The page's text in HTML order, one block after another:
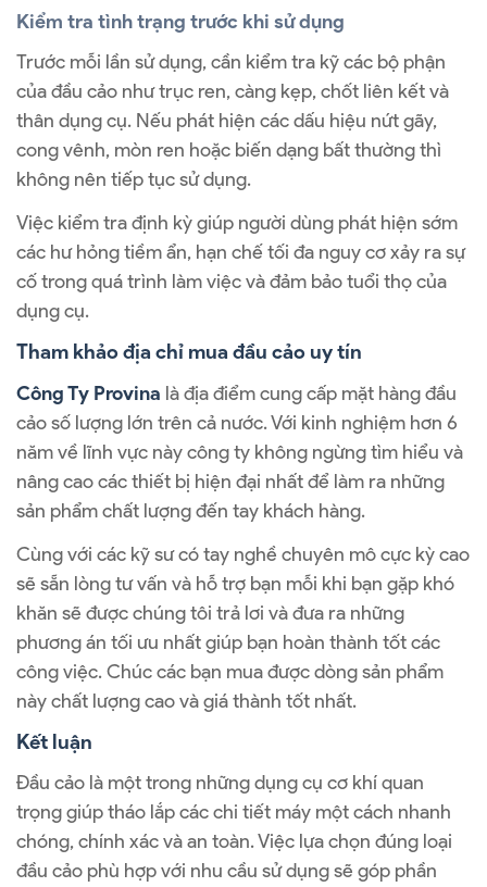
Kiểm tra tình trạng trước khi sử dụng
Trước mỗi lần sử dụng, cần kiểm tra kỹ các bộ phận
của đầu cảo như trục ren, càng kẹp, chốt liên kết và
thân dụng cụ. Nếu phát hiện các dấu hiệu nứt gãy,
cong vênh, mòn ren hoặc biến dạng bất thường thì
không nên tiếp tục sử dụng.
Việc kiểm tra định kỳ giúp người dùng phát hiện sớm
các hư hỏng tiềm ẩn, hạn chế tối đa nguy cơ xảy ra sự
cố trong quá trình làm việc và đảm bảo tuổi thọ của
dụng cụ.
Tham khảo địa chỉ mua đầu cảo uy tín
Công Ty Provina là địa điểm cung cấp mặt hàng đầu
cảo số lượng lớn trên cả nước. Với kinh nghiệm hơn 6
năm về lĩnh vực này công ty không ngừng tìm hiểu và
nâng cao các thiết bị hiện đại nhất để làm ra những
sản phẩm chất lượng đến tay khách hàng.
Cùng với các kỹ sư có tay nghề chuyên mô cực kỳ cao
sẽ sẵn lòng tư vấn và hỗ trợ bạn mỗi khi bạn gặp khó
khăn sẽ được chúng tôi trả lơi và đưa ra những
phương án tối ưu nhất giúp bạn hoàn thành tốt các
công việc. Chúc các bạn mua được dòng sản phẩm
này chất lượng cao và giá thành tốt nhất.
Kết luận
Đầu cảo là một trong những dụng cụ cơ khí quan
trọng giúp tháo lắp các chi tiết máy một cách nhanh
chóng, chính xác và an toàn. Việc lựa chọn đúng loại
đầu cảo phù hợp với nhu cầu sử dụng sẽ góp phần